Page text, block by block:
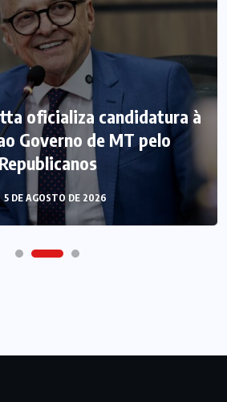
oficializa candidatura à
Governo de MT pelo
Republicanos
5 DE AGOSTO DE 2026